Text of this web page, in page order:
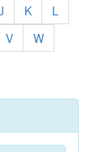
K
L
V
W